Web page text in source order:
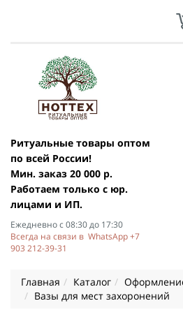
Ритуальные товары оптом
по всей России!
Мин. заказ 20 000 р.
Работаем только с юр.
лицами и ИП.
Ежедневно с 08:30 до 17:30
Всегда на связи в WhatsApp +7
903 212-39-31
Главная Каталог
Вазы для мест захоронений